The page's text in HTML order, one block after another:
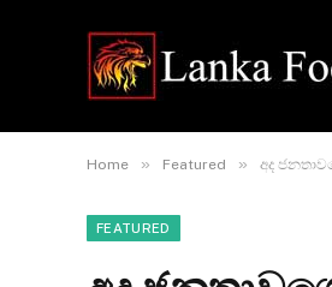
Home » Featured » අද
FEATURED